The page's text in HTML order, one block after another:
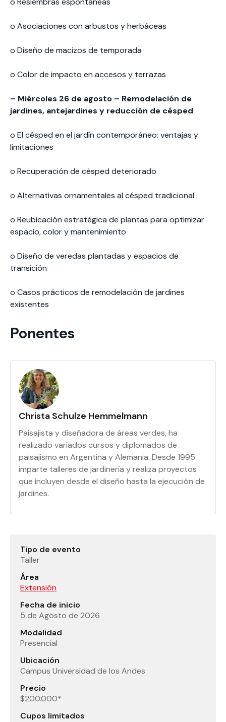
o Asociaciones con arbustos y herbáceas
o Diseño de macizos de temporada
o Color de impacto en accesos y terrazas
– Miércoles 26 de agosto – Remodelación de
jardines, antejardines y reducción de césped
o El césped en el jardín contemporáneo: ventajas y
limitaciones
o Recuperación de césped deteriorado
o Alternativas ornamentales al césped tradicional
o Reubicación estratégica de plantas para optimizar
espacio, color y mantenimiento
o Diseño de veredas plantadas y espacios de
transición
o Casos prácticos de remodelación de jardines
existentes
Ponentes
Christa Schulze Hemmelmann
Paisajista y diseñadora de áreas verdes, ha
realizado variados cursos y diplomados de
paisajismo en Argentina y Alemania. Desde 1995
imparte talleres de jardinería y realiza proyectos
que incluyen desde el diseño hasta la ejecución de
jardines.
Tipo de evento
Taller
Área
Extensión
Fecha de inicio
5 de Agosto de 2026
Modalidad
Presencial
Ubicación
Campus Universidad de los Andes
Precio
$200.000*
Cupos limitados